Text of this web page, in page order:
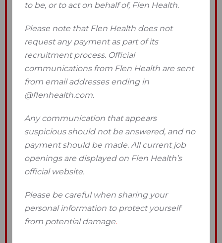
to be, or to act on behalf of, Flen Health.
Please note that Flen Health does not
request any payment as part of its
recruitment process. Official
communications from Flen Health are sent
from email addresses ending in
@flenhealth.com.
Any communication that appears
suspicious should not be answered, and no
payment should be made. All current job
openings are displayed on Flen Health’s
official website.
Please be careful when sharing your
personal information to protect yourself
from potential damage.